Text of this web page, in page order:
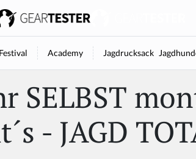
Festival Academy Jagdrucksack
SELBST
- JAGD